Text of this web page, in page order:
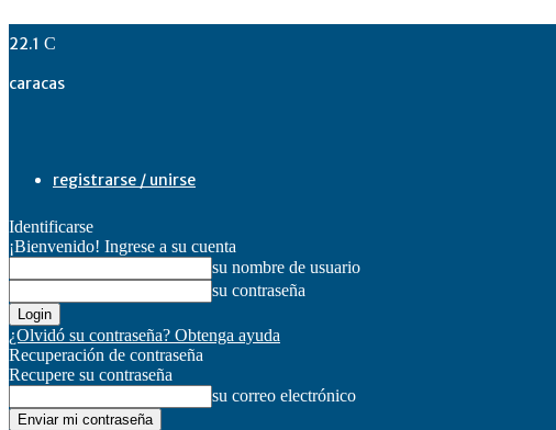
22.1 C
caracas
registrarse / unirse
Identificarse
¡Bienvenido! Ingrese a su cuenta
su nombre de usuario
su contraseña
¿Olvidó su contraseña? Obtenga ayuda
Recuperación de contraseña
Recupere su contraseña
su correo electrónico